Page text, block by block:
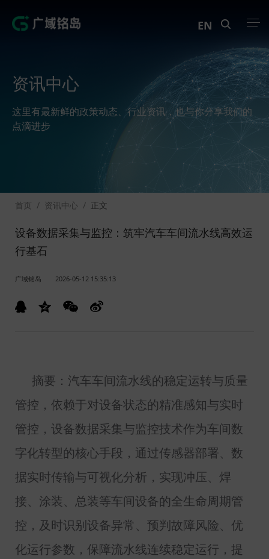
解决方案
案例中心
关于Geega
EN
资讯中心
这里有最新鲜的政策动态、行业资讯，也与你分享我们的
点滴进步
首页 / 资讯中心 / 正文
设备数据采集与监控：筑牢汽车车间流水线高效运
行基石
广域铭岛 2026-05-12 15:35:13
摘要：汽车车间流水线的稳定运转与质量
管控，依赖于对设备状态的精准感知与实时
管控，设备数据采集与监控技术作为车间数
字化转型的核心手段，通过传感器部署、数
据实时传输与可视化分析，实现冲压、焊
接、涂装、总装等车间设备的全生命周期管
控，及时识别设备异常、预判故障风险、优
化运行参数，保障流水线连续稳定运行，提